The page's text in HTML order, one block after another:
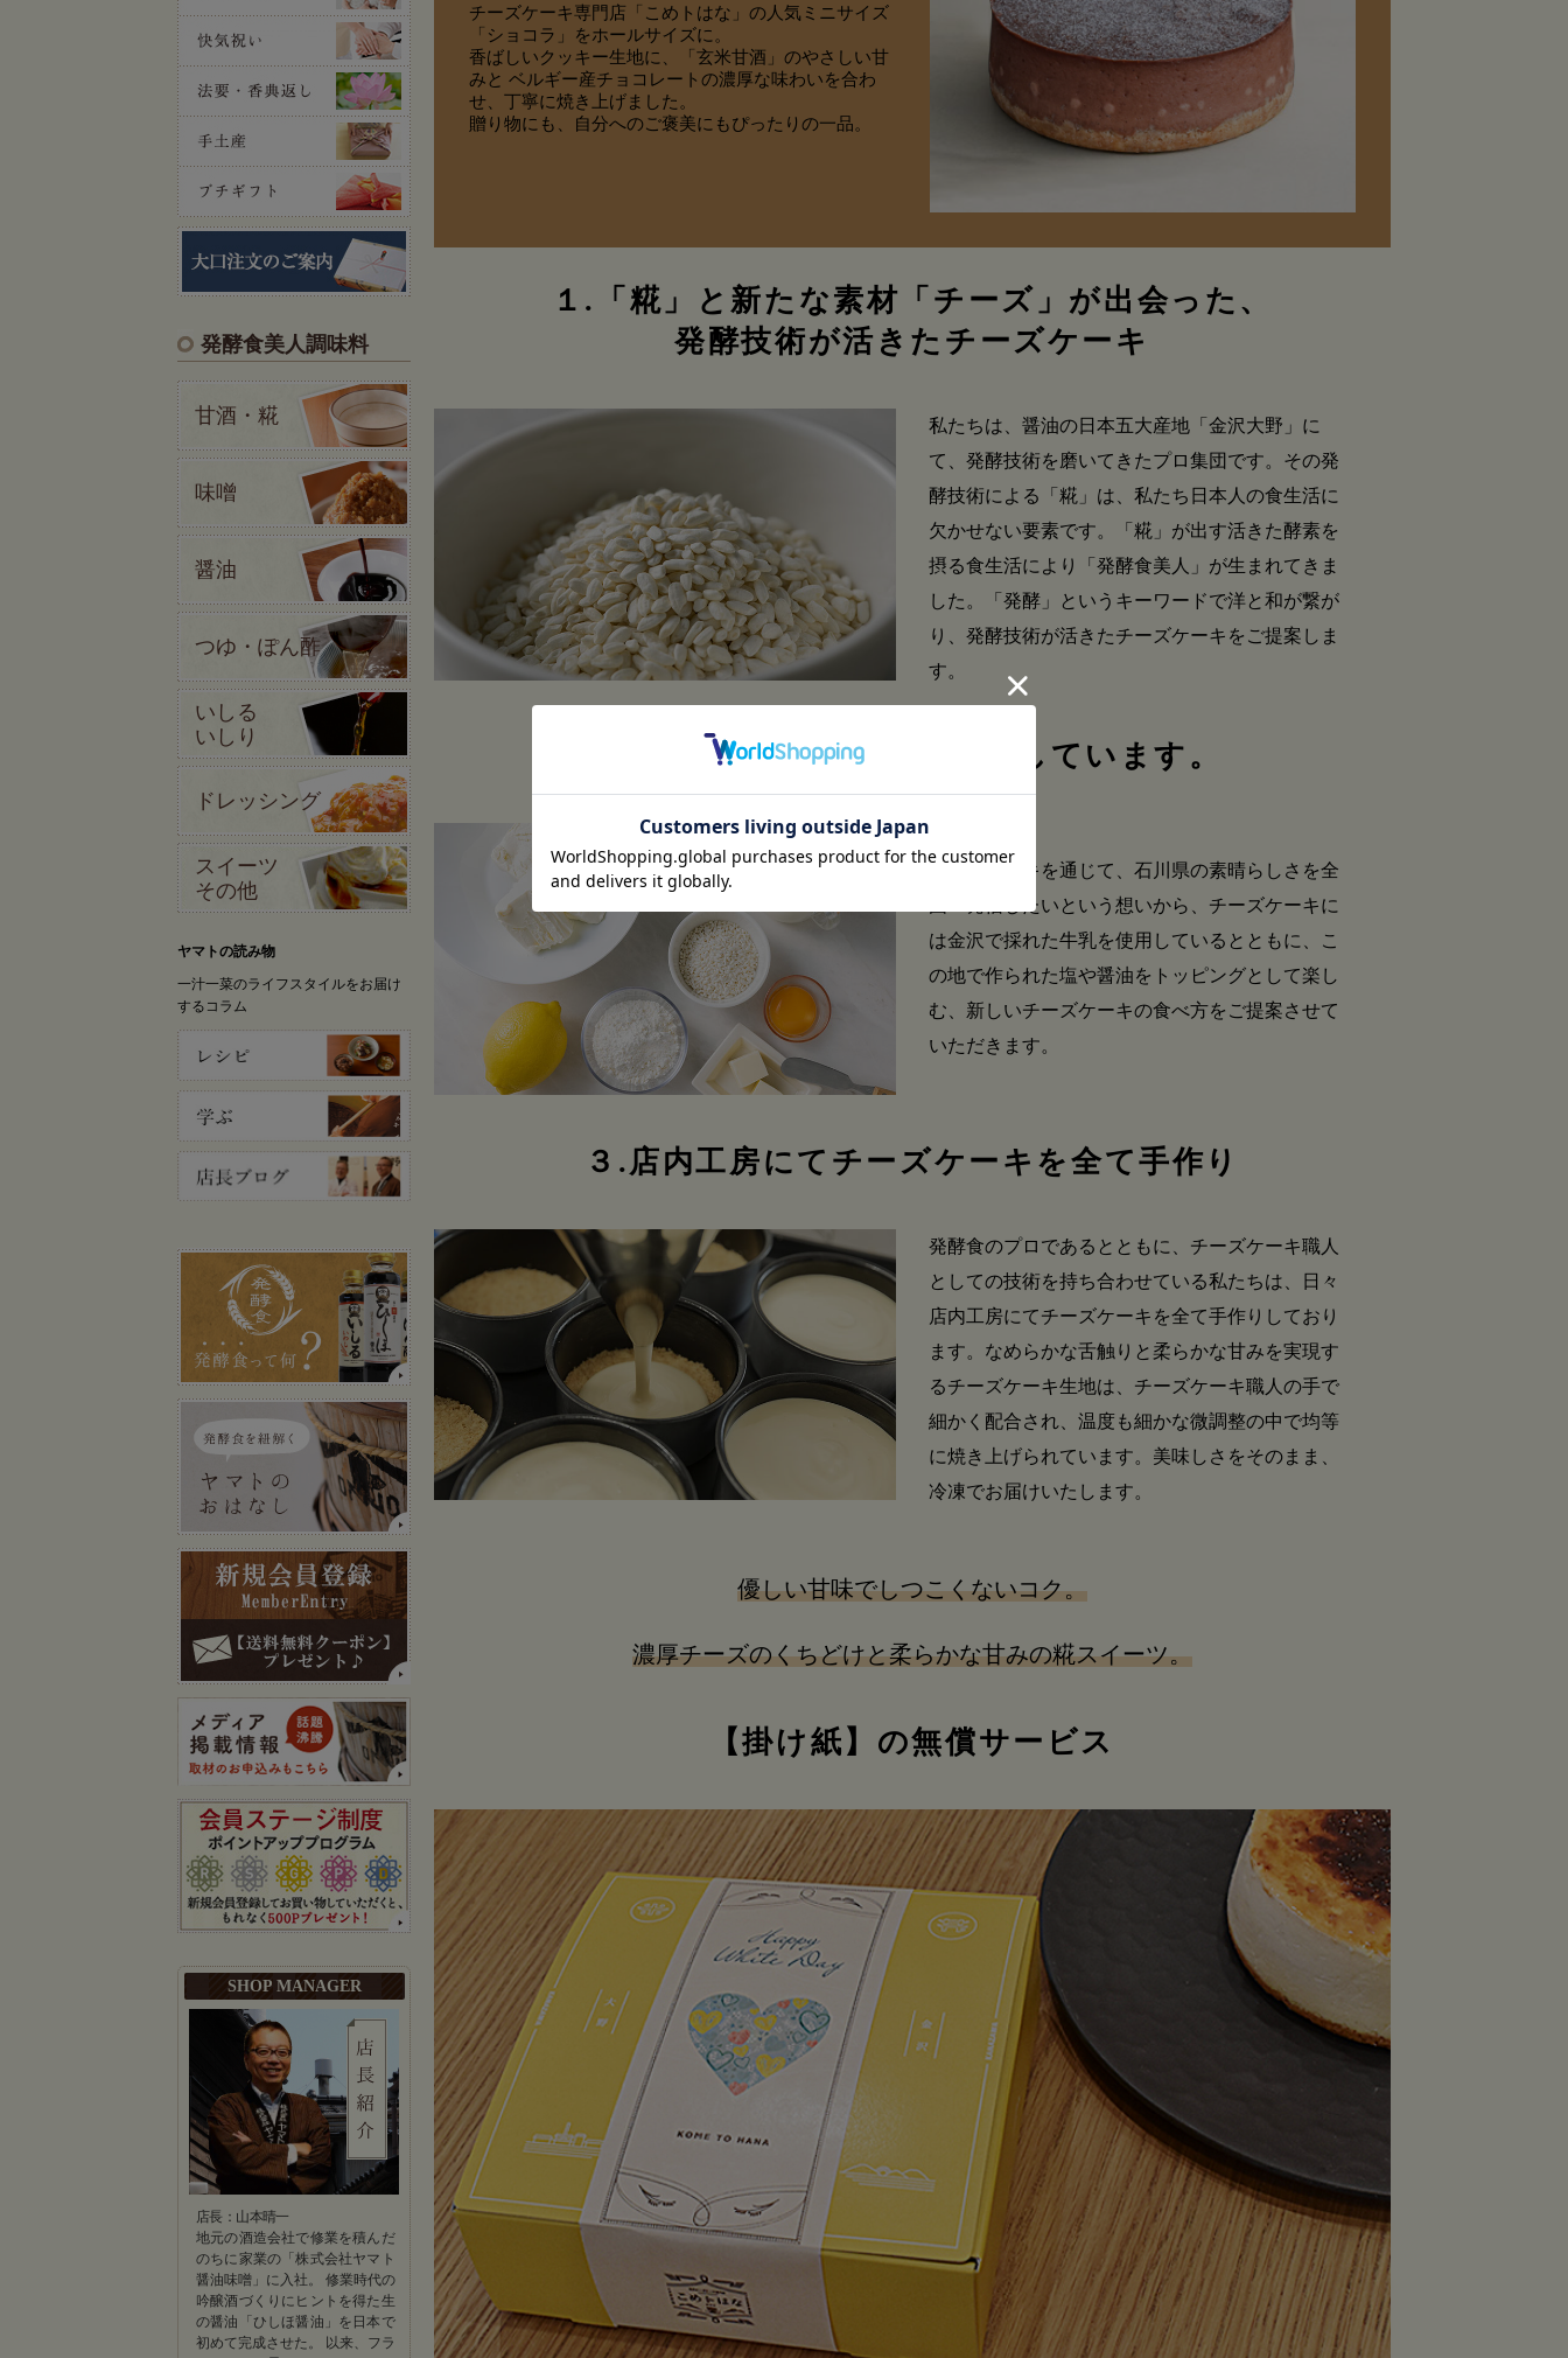
発酵食美人調味料
甘酒・糀
味噌
醤油
つゆ・ぽん酢
いしる
いしり
ドレッシング
スイーツ
その他
ヤマトの読み物
一汁一菜のライフスタイルをお届け
するコラム
SHOP MANAGER
店長：山本晴一
地元の酒造会社で修業を積んだ
のちに家業の「株式会社ヤマト
醤油味噌」に入社。 修業時代の
吟醸酒づくりにヒントを得た生
の醤油「ひしほ醤油」を日本で
初めて完成させた。 以来、フラ
チーズケーキ専門店「こめトはな」の人気ミニサイズ
「ショコラ」をホールサイズに。
香ばしいクッキー生地に、「玄米甘酒」のやさしい甘
みと ベルギー産チョコレートの濃厚な味わいを合わ
せ、丁寧に焼き上げました。
贈り物にも、自分へのご褒美にもぴったりの一品。
１.「糀」と新たな素材「チーズ」が出会った、
発酵技術が活きたチーズケーキ
私たちは、醤油の日本五大産地「金沢大野」に
て、発酵技術を磨いてきたプロ集団です。その発
酵技術による「糀」は、私たち日本人の食生活に
欠かせない要素です。「糀」が出す活きた酵素を
摂る食生活により「発酵食美人」が生まれてきま
した。「発酵」というキーワードで洋と和が繋が
り、発酵技術が活きたチーズケーキをご提案しま
す。
２.石川県の「素材」を使用しています。
チーズケーキを通じて、石川県の素晴らしさを全
国へ発信したいという想いから、チーズケーキに
は金沢で採れた牛乳を使用しているとともに、こ
の地で作られた塩や醤油をトッピングとして楽し
む、新しいチーズケーキの食べ方をご提案させて
いただきます。
３.店内工房にてチーズケーキを全て手作り
発酵食のプロであるとともに、チーズケーキ職人
としての技術を持ち合わせている私たちは、日々
店内工房にてチーズケーキを全て手作りしており
ます。なめらかな舌触りと柔らかな甘みを実現す
るチーズケーキ生地は、チーズケーキ職人の手で
細かく配合され、温度も細かな微調整の中で均等
に焼き上げられています。美味しさをそのまま、
冷凍でお届けいたします。
優しい甘味でしつこくないコク。
濃厚チーズのくちどけと柔らかな甘みの糀スイーツ。
【掛け紙】の無償サービス